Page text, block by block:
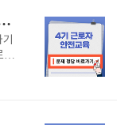
성
육(과목 선택형) 문제, 정답 바로가기
자
앞